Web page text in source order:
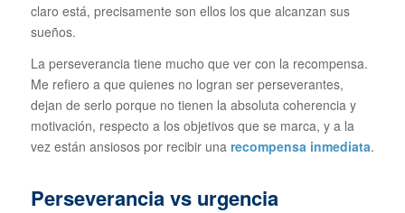
claro está, precisamente son ellos los que alcanzan sus
sueños.
La perseverancia tiene mucho que ver con la recompensa.
Me refiero a que quienes no logran ser perseverantes,
dejan de serlo porque no tienen la absoluta coherencia y
motivación, respecto a los objetivos que se marca, y a la
vez están ansiosos por recibir una recompensa inmediata.
Perseverancia vs urgencia